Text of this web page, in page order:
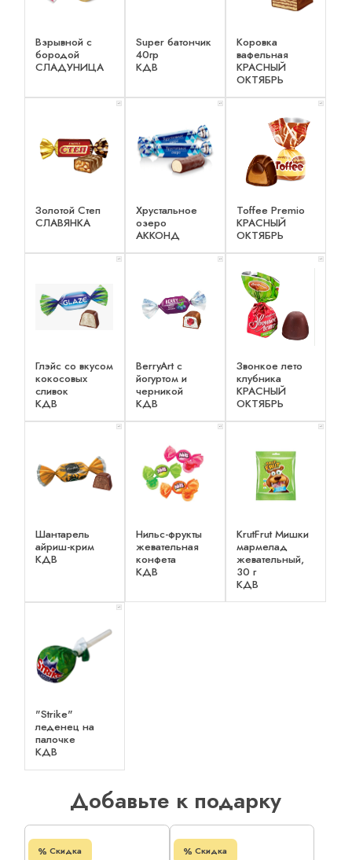
Взрывной с
бородой
СЛАДУНИЦА
Super батончик
40гр
КДВ
Коровка
вафельная
КРАСНЫЙ
ОКТЯБРЬ
x 1
Золотой Степ
СЛАВЯНКА
x 1
Хрустальное
озеро
АККОНД
x 1
Toffee Premio
КРАСНЫЙ
ОКТЯБРЬ
x 1
Глэйс со вкусом
кокосовых
сливок
КДВ
x 1
BerryArt c
йогуртом и
черникой
КДВ
x 1
Звонкое лето
клубника
КРАСНЫЙ
ОКТЯБРЬ
x 1
Шантарель
айриш-крим
КДВ
x 1
Нильс-фрукты
жевательная
конфета
КДВ
x 1
KrutFrut Мишки
мармелад
жевательный,
30 г
КДВ
x 1
"Strike"
леденец на
палочке
КДВ
Добавьте к подарку
Скидка Скидка